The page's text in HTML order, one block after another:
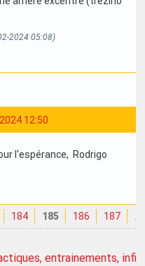
2024 05:08)
12:50
l'espérance, Rodrigo
184 185 186 187 …
entrainements,